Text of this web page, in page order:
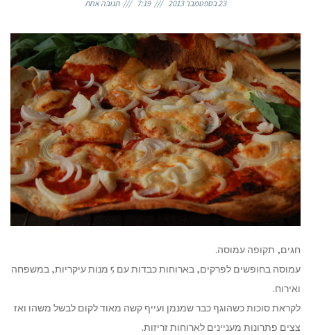
23 בספטמבר 2013 7:19 תגובה אחת
חגים, תקופה עמוסה.
עמוסה בחופשים לפרקים, בארוחות כבדות עם 5 מנות עיקריות, במשפחה
ואירוח.
לקראת סוכות כשהוגף כבר שמנמן ועייף קשה מאוד לקום לבשל משהו ואז
צצים פתרונות מעניינים לארוחות זריזות.